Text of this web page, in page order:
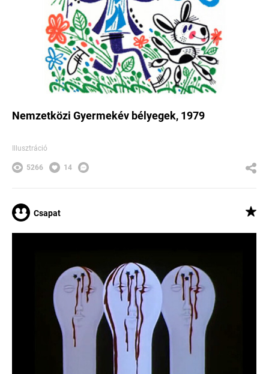
Nemzetközi Gyermekév bélyegek, 1979
Illusztráció
5266 14
Csapat